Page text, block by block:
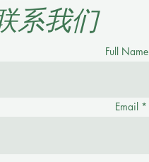
系我们
Full Name
Email